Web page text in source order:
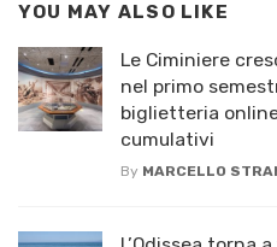
YOU MAY ALSO LIKE
Le Ciminiere
nel primo
biglietteria
cumulativi
By MARCELLO